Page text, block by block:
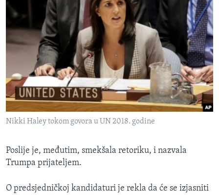
Nikki Haley tokom govora u UN 2018. godine
Poslije je, međutim, smekšala retoriku, i nazvala
Trumpa prijateljem.
O predsjedničkoj kandidaturi je rekla da će se izjasniti